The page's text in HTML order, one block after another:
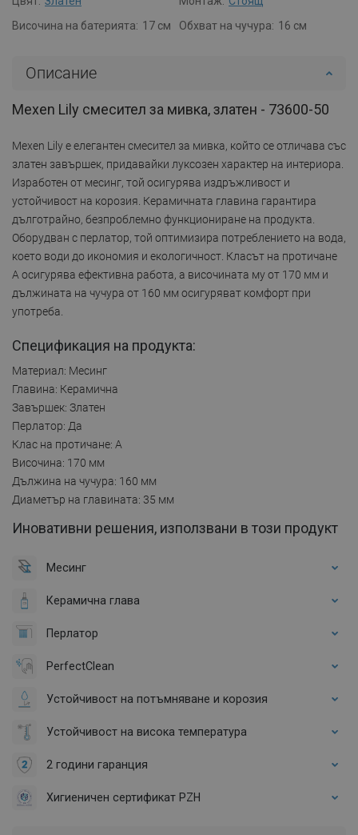
Височина на батерията: 17 см Обхват на чучура: 16 см
Описание
Mexen Lily смесител за мивка, златен - 73600-50
Mexen Lily е елегантен смесител за мивка, който се отличава със
златен завършек, придавайки луксозен характер на интериора.
Изработен от месинг, той осигурява издръжливост и
устойчивост на корозия. Керамичната главина гарантира
дълготрайно, безпроблемно функциониране на продукта.
Оборудван с перлатор, той оптимизира потреблението на вода,
което води до икономия и екологичност. Класът на протичане
A осигурява ефективна работа, а височината му от 170 мм и
дължината на чучура от 160 мм осигуряват комфорт при
употреба.
Спецификация на продукта:
Материал: Месинг
Главина: Керамична
Завършек: Златен
Перлатор: Да
Клас на протичане: A
Височина: 170 мм
Дължина на чучура: 160 мм
Диаметър на главината: 35 мм
Иновативни решения, използвани в този продукт
Месинг
Керамична глава
Перлатор
PerfectClean
Устойчивост на потъмняване и корозия
Устойчивост на висока температура
2 години гаранция
Хигиеничен сертификат PZH